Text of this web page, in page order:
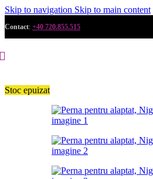
Skip to navigation Skip to main content
Contact: +40 720.855.515
Stoc epuizat